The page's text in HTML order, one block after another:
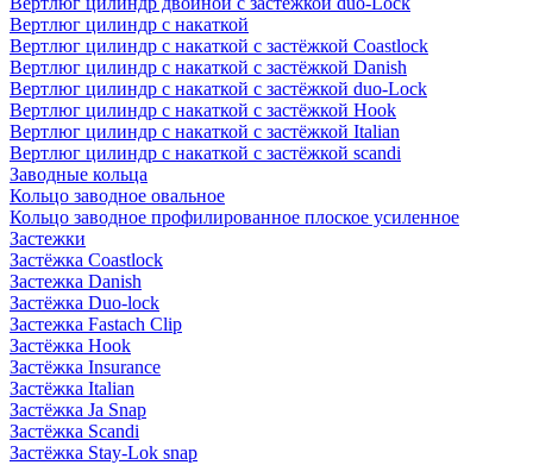
Вертлюг цилиндр с накаткой
Вертлюг цилиндр с накаткой с застёжкой Coastlock
Вертлюг цилиндр с накаткой с застёжкой Danish
Вертлюг цилиндр с накаткой с застёжкой duo-Lock
Вертлюг цилиндр с накаткой с застёжкой Hook
Вертлюг цилиндр с накаткой с застёжкой Italian
Вертлюг цилиндр с накаткой с застёжкой scandi
Заводные кольца
Кольцо заводное овальное
Кольцо заводное профилированное плоское усиленное
Застежки
Застёжка Coastlock
Застежка Danish
Застёжка Duo-lock
Застежка Fastach Clip
Застёжка Hook
Застёжка Insurance
Застёжка Italian
Застёжка Ja Snap
Застёжка Scandi
Застёжка Stay-Lok snap